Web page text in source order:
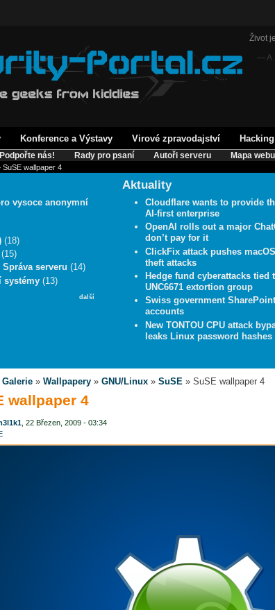
Život
— A.
Konference a Výstavy Virové zpravodajství
Podpořte nás! Rady pro psaní Autoři serveru Mapa webu
wallpaper 4
vysoce anonymní
(18)
(15)
serveru (14)
systémy (13)
další
Aktuality
Cloudflare wants to provide
AI-first enterprise
OpenAI rolls out a major
don’t pay for it
ClickFix attack pushes
theft attacks
Hedge fund cyberattacks tied
UNC6671 extortion group
Swiss government
accounts
New TONTOU CPU attack
leaks Linux password hashes
Galerie» Wallpapery» GNU/Linux» SuSE » SuSE wallpaper 4
wallpaper 4
, 22 Březen, 2009 - 03:34